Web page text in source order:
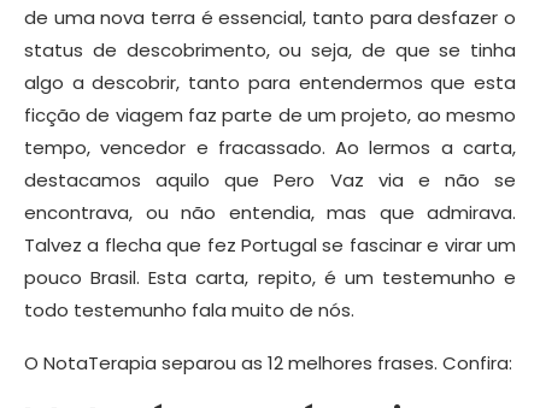
de uma nova terra é essencial, tanto para desfazer o
status de descobrimento, ou seja, de que se tinha
algo a descobrir, tanto para entendermos que esta
ficção de viagem faz parte de um projeto, ao mesmo
tempo, vencedor e fracassado. Ao lermos a carta,
destacamos aquilo que Pero Vaz via e não se
encontrava, ou não entendia, mas que admirava.
Talvez a flecha que fez Portugal se fascinar e virar um
pouco Brasil. Esta carta, repito, é um testemunho e
todo testemunho fala muito de nós.
O NotaTerapia separou as 12 melhores frases. Confira: